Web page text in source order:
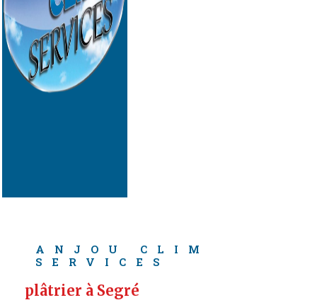
ANJOU CLIM
SERVICES
plâtrier à Segré